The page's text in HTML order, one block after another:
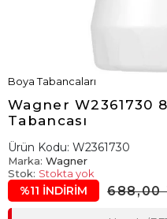
Boya Tabancaları
Wagner W2361730
Tabancası
Ürün Kodu: W2361730
Marka: Wagner
Stok: Stokta yok
%11 İNDİRİM 688,00